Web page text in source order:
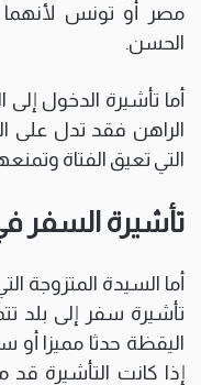
مصر أو تونس لأنهما
الحسن.
أما تأشيرة الدخول
الراهن فقد تدل على
التي تعيق الفتاة
تأشيرة السفر
أما السيدة المتزوجة
تأشيرة سفر إلى بلد
اليقظة حدثا مميزا أو
إذا كانت التأشيرة قد